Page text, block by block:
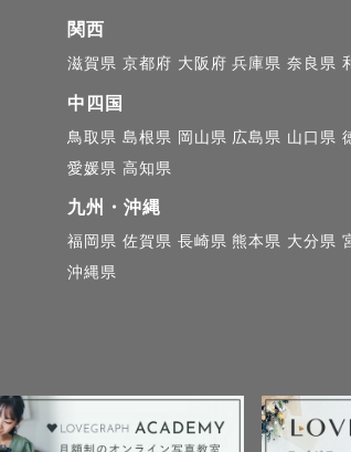
関西
滋賀県 京都府 大阪府 兵庫県 奈良県
中四国
鳥取県 島根県 岡山県 広島県 山口県
愛媛県 高知県
九州・沖縄
福岡県 佐賀県 長崎県 熊本県 大分県
沖縄県